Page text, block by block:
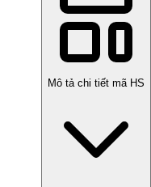
Mô tả chi tiết mã HS